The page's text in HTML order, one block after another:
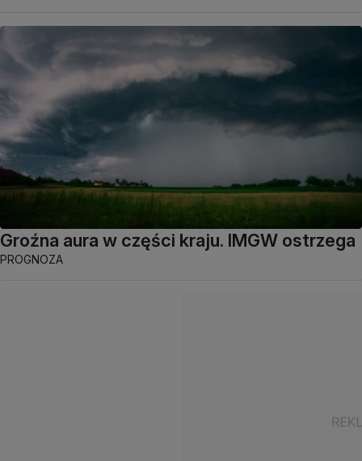
Groźna aura w części kraju. IMGW ostrzega
PROGNOZA